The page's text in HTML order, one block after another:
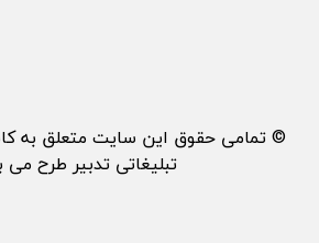
© تمامی حقوق این سایت متعلق به
تبلیغاتی تدبیر طرح می